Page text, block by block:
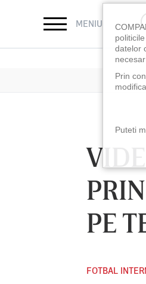
MENIU
PE
FOTBAL
datelor
Prin
Puteti